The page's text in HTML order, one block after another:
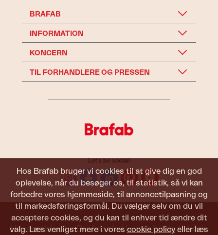
Hos Brafab bruger vi cookies til at give dig en god
oplevelse, når du besøger os, til statistik, så vi kan
forbedre vores hjemmeside, til annoncetilpasning og
til markedsføringsformål. Du vælger selv om du vil
acceptere cookies, og du kan til enhver tid ændre dit
valg. Læs venligst mere i vores cookie policy eller læs
BRAFAB
INFORMATION
KONCERN
TIL FORHANDLERE OG PRESSEN
Let's be social!
Havemøbler fra Brafab skal kunne holde til både